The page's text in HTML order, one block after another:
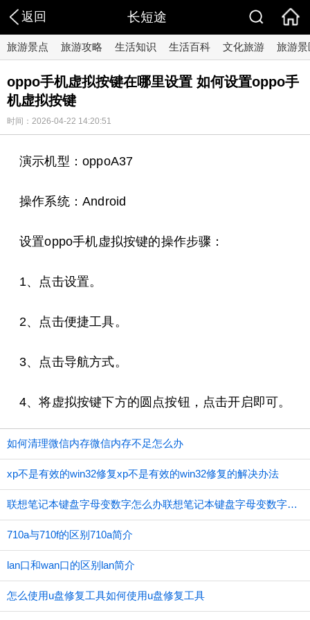
返回 长短途
旅游景点 旅游攻略 生活知识 生活百科 文化旅游 旅游景
oppo手机虚拟按键在哪里设置 如何设置oppo手
机虚拟按键
时间：2026-04-22 14:20:51
演示机型：oppoA37
操作系统：Android
设置oppo手机虚拟按键的操作步骤：
1、点击设置。
2、点击便捷工具。
3、点击导航方式。
4、将虚拟按键下方的圆点按钮，点击开启即可。
如何清理微信内存微信内存不足怎么办
xp不是有效的win32修复xp不是有效的win32修复的解决办法
联想笔记本键盘字母变数字怎么办联想笔记本键盘字母变数字应如何办
710a与710f的区别710a简介
lan口和wan口的区别lan简介
怎么使用u盘修复工具如何使用u盘修复工具